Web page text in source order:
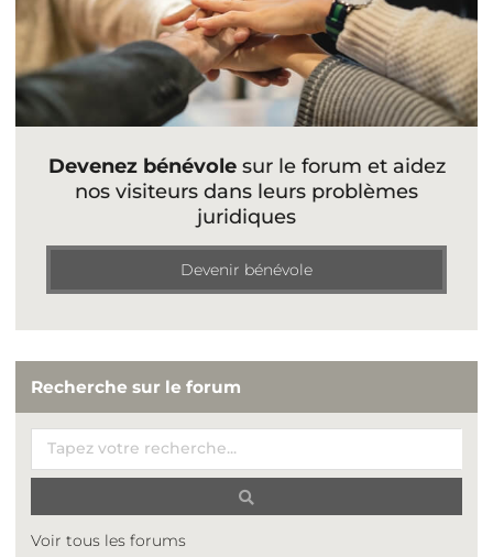
Devenez bénévolesur le forum et aidez
nos visiteurs dans leurs problèmes
juridiques
Devenir bénévole
Recherche sur le forum
Voir tous les forums